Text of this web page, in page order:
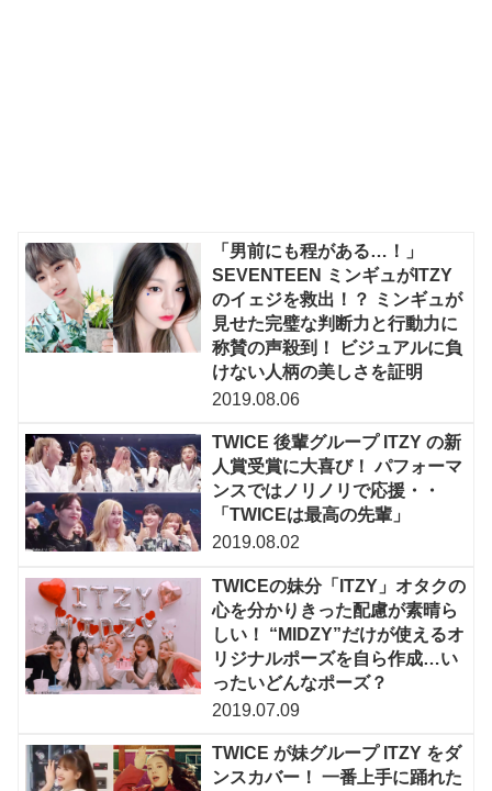
「男前にも程がある…！」
SEVENTEEN ミンギュがITZY
のイェジを救出！？ ミンギュが
見せた完璧な判断力と行動力に
称賛の声殺到！ ビジュアルに負
けない人柄の美しさを証明
2019.08.06
TWICE 後輩グループ ITZY の新
人賞受賞に大喜び！ パフォーマ
ンスではノリノリで応援・・
「TWICEは最高の先輩」
2019.08.02
TWICEの妹分「ITZY」オタクの
心を分かりきった配慮が素晴ら
しい！ “MIDZY”だけが使えるオ
リジナルポーズを自ら作成…い
ったいどんなポーズ？
2019.07.09
TWICE が妹グループ ITZY をダ
ンスカバー！ 一番上手に踊れた